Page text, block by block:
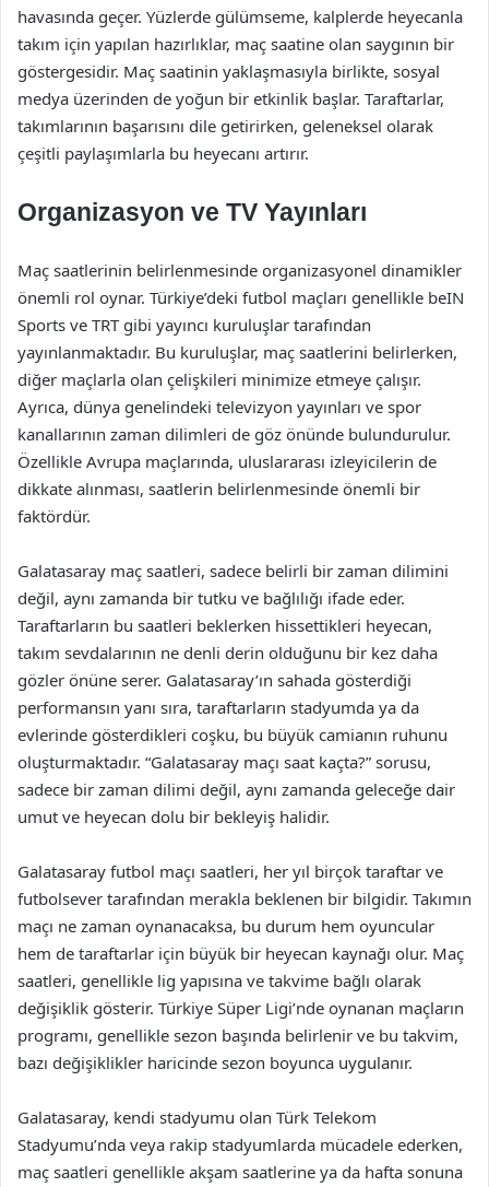
havasında geçer. Yüzlerde gülümseme, kalplerde heyecanla
takım için yapılan hazırlıklar, maç saatine olan saygının bir
göstergesidir. Maç saatinin yaklaşmasıyla birlikte, sosyal
medya üzerinden de yoğun bir etkinlik başlar. Taraftarlar,
takımlarının başarısını dile getirirken, geleneksel olarak
çeşitli paylaşımlarla bu heyecanı artırır.
Organizasyon ve TV Yayınları
Maç saatlerinin belirlenmesinde organizasyonel dinamikler
önemli rol oynar. Türkiye’deki futbol maçları genellikle beIN
Sports ve TRT gibi yayıncı kuruluşlar tarafından
yayınlanmaktadır. Bu kuruluşlar, maç saatlerini belirlerken,
diğer maçlarla olan çelişkileri minimize etmeye çalışır.
Ayrıca, dünya genelindeki televizyon yayınları ve spor
kanallarının zaman dilimleri de göz önünde bulundurulur.
Özellikle Avrupa maçlarında, uluslararası izleyicilerin de
dikkate alınması, saatlerin belirlenmesinde önemli bir
faktördür.
Galatasaray maç saatleri, sadece belirli bir zaman dilimini
değil, aynı zamanda bir tutku ve bağlılığı ifade eder.
Taraftarların bu saatleri beklerken hissettikleri heyecan,
takım sevdalarının ne denli derin olduğunu bir kez daha
gözler önüne serer. Galatasaray’ın sahada gösterdiği
performansın yanı sıra, taraftarların stadyumda ya da
evlerinde gösterdikleri coşku, bu büyük camianın ruhunu
oluşturmaktadır. “Galatasaray maçı saat kaçta?” sorusu,
sadece bir zaman dilimi değil, aynı zamanda geleceğe dair
umut ve heyecan dolu bir bekleyiş halidir.
Galatasaray futbol maçı saatleri, her yıl birçok taraftar ve
futbolsever tarafından merakla beklenen bir bilgidir. Takımın
maçı ne zaman oynanacaksa, bu durum hem oyuncular
hem de taraftarlar için büyük bir heyecan kaynağı olur. Maç
saatleri, genellikle lig yapısına ve takvime bağlı olarak
değişiklik gösterir. Türkiye Süper Ligi’nde oynanan maçların
programı, genellikle sezon başında belirlenir ve bu takvim,
bazı değişiklikler haricinde sezon boyunca uygulanır.
Galatasaray, kendi stadyumu olan Türk Telekom
Stadyumu’nda veya rakip stadyumlarda mücadele ederken,
maç saatleri genellikle akşam saatlerine ya da hafta sonuna